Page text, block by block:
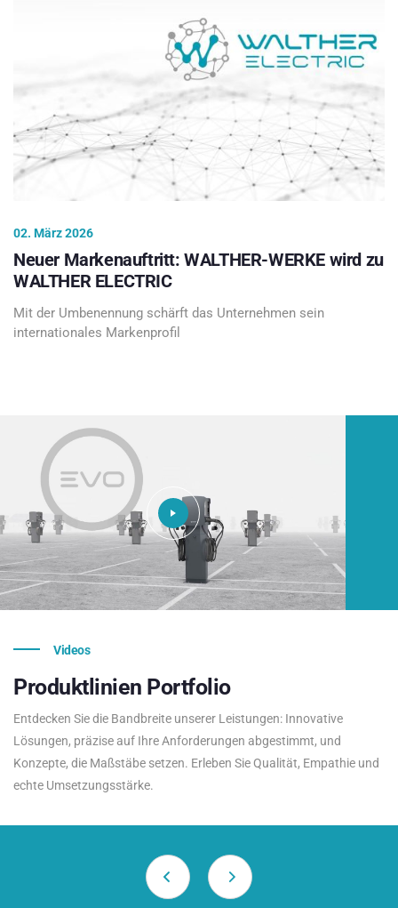
02. März 2026
Neuer Markenauftritt: WALTHER-WERKE wird zu
WALTHER ELECTRIC
Mit der Umbenennung schärft das Unternehmen sein
internationales Markenprofil
Videos
Produktlinien Portfolio
Entdecken Sie die Bandbreite unserer Leistungen: Innovative
Lösungen, präzise auf Ihre Anforderungen abgestimmt, und
Konzepte, die Maßstäbe setzen. Erleben Sie Qualität, Empathie und
echte Umsetzungsstärke.